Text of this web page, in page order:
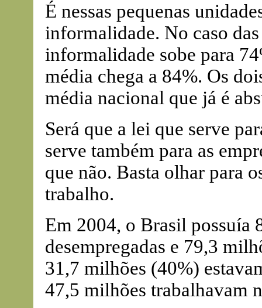
É nessas pequenas
informalidade. No caso
informalidade sobe para
média chega a 84%. Os
média nacional que já é
Será que a lei que serve
serve também para as
que não. Basta olhar para
trabalho.
Em 2004, o Brasil possuía
desempregadas e 79,3
31,7 milhões (40%)
47,5 milhões trabalhavam